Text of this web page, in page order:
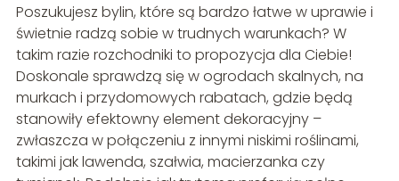
Poszukujesz bylin, które są bardzo łatwe w uprawie i
świetnie radzą sobie w trudnych warunkach? W
takim razie rozchodniki to propozycja dla Ciebie!
Doskonale sprawdzą się w ogrodach skalnych, na
murkach i przydomowych rabatach, gdzie będą
stanowiły efektowny element dekoracyjny –
zwłaszcza w połączeniu z innymi niskimi roślinami,
takimi jak lawenda, szałwia, macierzanka czy